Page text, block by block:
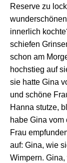
Reserve zu
innerlich
schiefen
schon am
hochstieg auf
sie hatte Gina
und schöne
Hanna stutze,
habe Gina
Frau
auf: Gina, wie
Wimpern.